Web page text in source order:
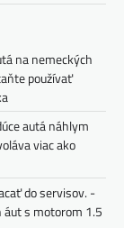
na nemeckých
používať
autá náhlym
viac ako
do servisov. -
áut s motorom 1.5